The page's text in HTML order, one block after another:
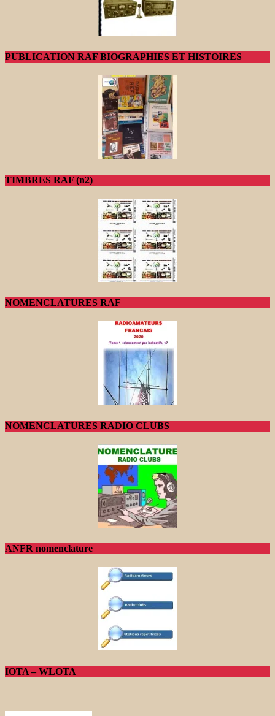
PUBLICATION RAF BIOGRAPHIES ET HISTOIRES
TIMBRES RAF (n2)
NOMENCLATURES RAF
NOMENCLATURES RADIO CLUBS
ANFR nomenclature
IOTA – WLOTA